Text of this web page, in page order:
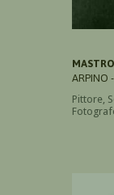
ARPINO
Pittore,